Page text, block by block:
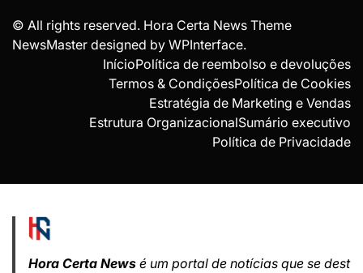
© All rights reserved. Hora Certa News Theme
NewsMaster designed by WPInterface.
InícioPolítica de reembolso e devoluções
Termos & CondiçõesPolítica de Cookies
Estratégia de Marketing e Vendas
Estrutura OrganizacionalSumário executivo
Política de Privacidade
Hora Certa News é um portal de notícias que se dest